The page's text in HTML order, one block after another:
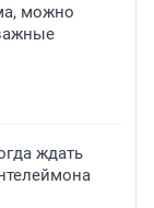
можно
ждать